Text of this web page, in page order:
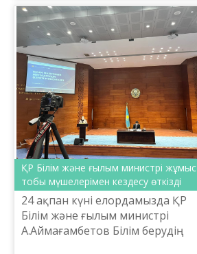
Б...
ҚР Білім және ғылым министрі жұмыс
тобы мүшелерімен кездесу өткізді
24 ақпан күні елордамызда ҚР
Білім және ғылым министрі
А.Аймағамбетов Білім берудің